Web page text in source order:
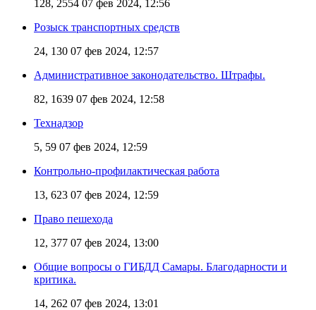
128, 2554 07 фев 2024, 12:56
Розыск транспортных средств
24, 130 07 фев 2024, 12:57
Административное законодательство. Штрафы.
82, 1639 07 фев 2024, 12:58
Технадзор
5, 59 07 фев 2024, 12:59
Контрольно-профилактическая работа
13, 623 07 фев 2024, 12:59
Право пешехода
12, 377 07 фев 2024, 13:00
Общие вопросы о ГИБДД Самары. Благодарности и
критика.
14, 262 07 фев 2024, 13:01